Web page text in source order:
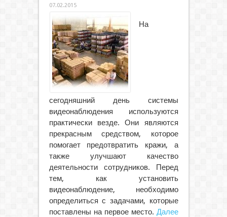
07.02.2015
На
сегодняшний день системы
видеонаблюдения используются
практически везде. Они являются
прекрасным средством, которое
помогает предотвратить кражи, а
также улучшают качество
деятельности сотрудников. Перед
тем, как установить
видеонаблюдение, необходимо
определиться с задачами, которые
поставлены на первое место. Далее